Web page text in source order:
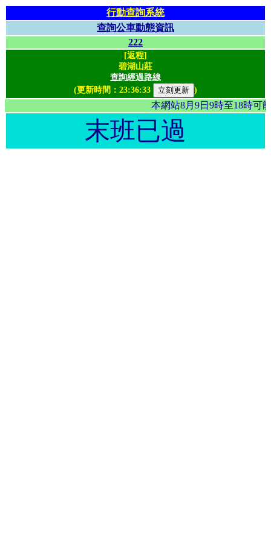
行動查詢系統
查詢公車動態資訊
222
[返程]
碧湖山莊
查詢經過路線
(更新時間： 23:36:33 )
本網站8月9日9時至18
末班已過